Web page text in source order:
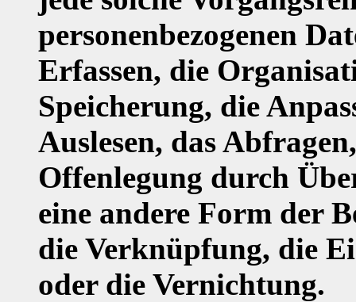
personenbezogenen
Erfassen, die
Speicherung, die
Auslesen, das
Offenlegung durch
eine andere Form der
die Verknüpfung, die
oder die Vernichtung.